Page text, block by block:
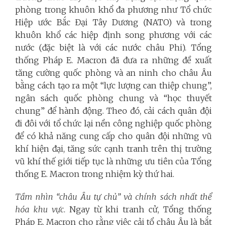
phòng trong khuôn khổ đa phương như Tổ chức
Hiệp ước Bắc Đại Tây Dương (NATO) và trong
khuôn khổ các hiệp định song phương với các
nước (đặc biệt là với các nước châu Phi). Tổng
thống Pháp E. Macron đã đưa ra những đề xuất
tăng cường quốc phòng và an ninh cho châu Âu
bằng cách tạo ra một “lực lượng can thiệp chung”,
ngân sách quốc phòng chung và “học thuyết
chung” để hành động. Theo đó, cải cách quân đội
đi đôi với tổ chức lại nền công nghiệp quốc phòng
để có khả năng cung cấp cho quân đội những vũ
khí hiện đại, tăng sức cạnh tranh trên thị trường
vũ khí thế giới tiếp tục là những ưu tiên của Tổng
thống E. Macron trong nhiệm kỳ thứ hai.
Tầm nhìn “châu Âu tự chủ” và chính sách nhất thể
hóa khu vực. Ngay từ khi tranh cử, Tổng thống
Pháp E. Macron cho rằng việc cải tổ châu Âu là bắt